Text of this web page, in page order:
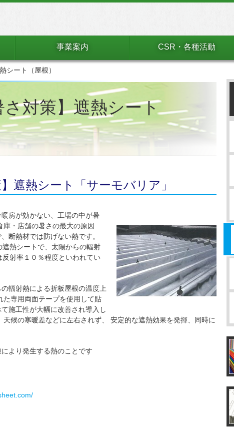
事業案内 CSR・各種活動
シート（屋根）
さ対策】遮熱シート
遮熱シート「サーモバリア」
房が効かない、工場の中が暑
・店舗の暑さの最大の原因
断熱材では防げない熱です。
遮熱シートで、太陽からの輻射
射率１０％程度といわれてい
輻射熱による折板屋根の温度上
専用両面テープを使用して貼
施工性が大幅に改善され導入し
候の寒暖差などに左右されず、 安定的な遮熱効果を発揮、同時に
より発生する熱のことです